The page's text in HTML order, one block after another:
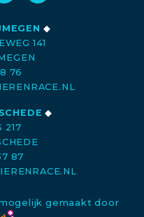
◆
141
76
◆
217
87
gemaakt door